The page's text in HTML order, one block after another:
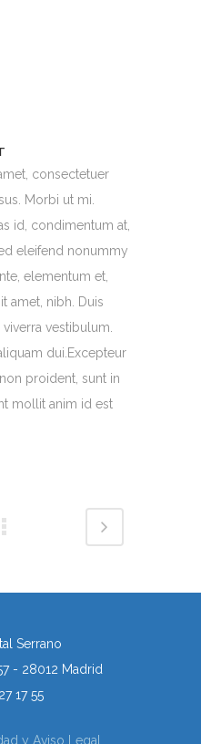
consectetuer
Morbi ut mi.
id, condimentum at,
eleifend nonummy
elementum et,
amet, nibh. Duis
vestibulum.
dui.Excepteur
proident, sunt in
mollit anim id est
Serrano
- 28012 Madrid
17 55
y Aviso Legal